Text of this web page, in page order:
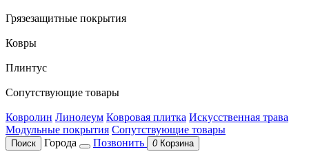
Грязезащитные покрытия
Ковры
Плинтус
Сопутствующие товары
Ковролин Линолеум Ковровая плитка Искусственная трава
Модульные покрытия Сопутствующие товары
Поиск Города Позвонить 0 Корзина